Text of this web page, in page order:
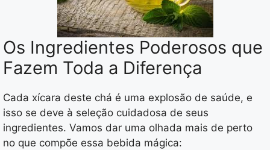
Os Ingredientes Poderosos que
Fazem Toda a Diferença
Cada xícara deste chá é uma explosão de saúde, e
isso se deve à seleção cuidadosa de seus
ingredientes. Vamos dar uma olhada mais de perto
no que compõe essa bebida mágica: